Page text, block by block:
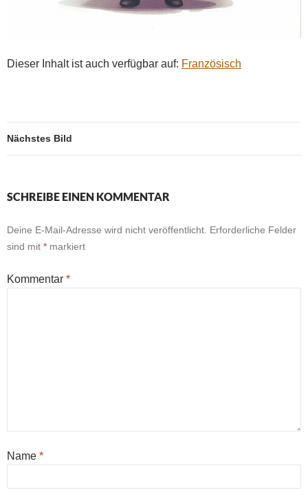
Dieser Inhalt ist auch verfügbar auf: Französisch
Nächstes Bild
SCHREIBE EINEN KOMMENTAR
Deine E-Mail-Adresse wird nicht veröffentlicht. Erforderliche Felder
sind mit * markiert
Kommentar *
Name *